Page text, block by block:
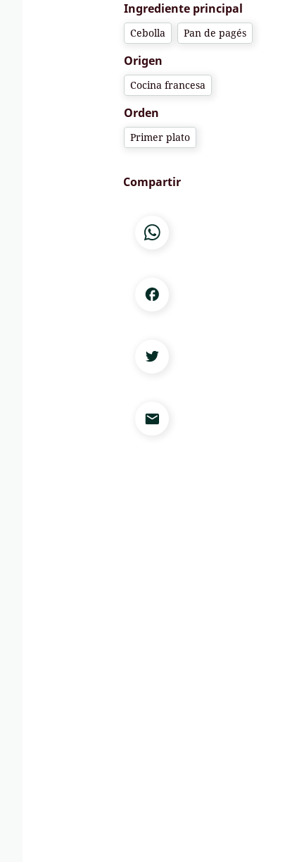
Ingrediente principal
Cebolla Pan de pagés
Origen
Cocina francesa
Orden
Primer plato
Compartir